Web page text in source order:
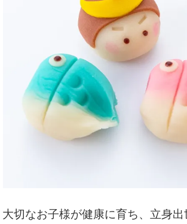
大切なお子様が健康に育ち、立身